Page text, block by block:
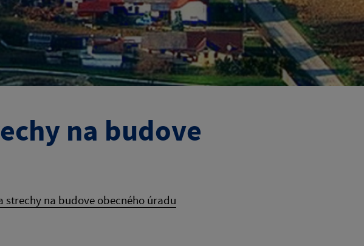
na budove
strechy na budove obecného úradu